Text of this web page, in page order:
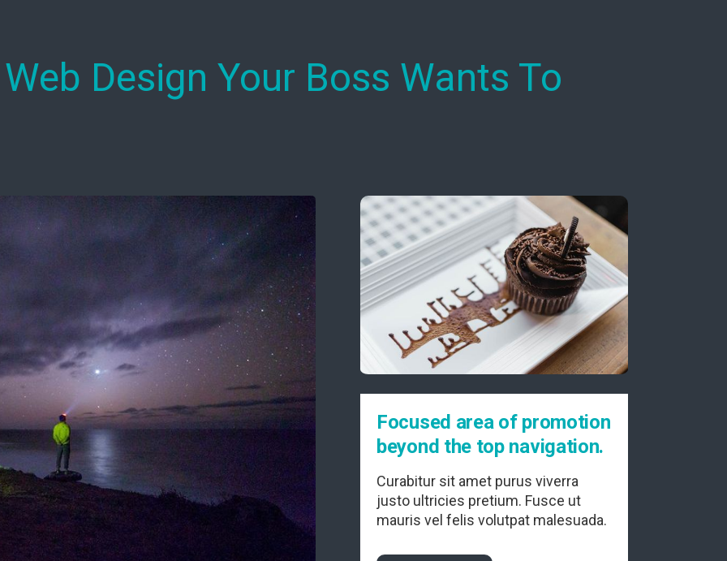
Design Your Boss Wants To
Focused area of promotion
beyond the top navigation.
Curabitur sit amet purus viverra
justo ultricies pretium. Fusce ut
mauris vel felis volutpat malesuada.